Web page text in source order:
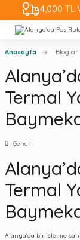
4,000 TL
Anasayfa Bloglar
Termal
Genel
Termal
Alanya’da bir işletme